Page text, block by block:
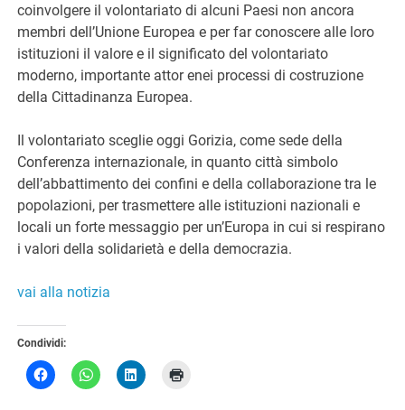
coinvolgere il volontariato di alcuni Paesi non ancora
membri dell’Unione Europea e per far conoscere alle loro
istituzioni il valore e il significato del volontariato
moderno, importante attor enei processi di costruzione
della Cittadinanza Europea.
Il volontariato sceglie oggi Gorizia, come sede della
Conferenza internazionale, in quanto città simbolo
dell’abbattimento dei confini e della collaborazione tra le
popolazioni, per trasmettere alle istituzioni nazionali e
locali un forte messaggio per un’Europa in cui si respirano
i valori della solidarietà e della democrazia.
vai alla notizia
Condividi: